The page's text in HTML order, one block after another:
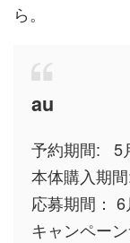
ら。
au
予約期間: 5
本体購入期
応募期間： 6
キャンペーン